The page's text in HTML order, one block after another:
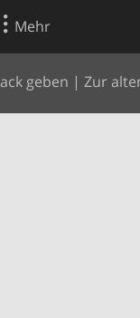
Mehr
geben | Zur
Websuche